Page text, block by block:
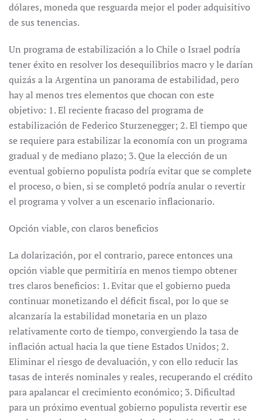
dólares, moneda que resguarda mejor el poder adquisitivo
de sus tenencias.
Un programa de estabilización a lo Chile o Israel podría
tener éxito en resolver los desequilibrios macro y le darían
quizás a la Argentina un panorama de estabilidad, pero
hay al menos tres elementos que chocan con este
objetivo: 1. El reciente fracaso del programa de
estabilización de Federico Sturzenegger; 2. El tiempo que
se requiere para estabilizar la economía con un programa
gradual y de mediano plazo; 3. Que la elección de un
eventual gobierno populista podría evitar que se complete
el proceso, o bien, si se completó podría anular o revertir
el programa y volver a un escenario inflacionario.
Opción viable, con claros beneficios
La dolarización, por el contrario, parece entonces una
opción viable que permitiría en menos tiempo obtener
tres claros beneficios: 1. Evitar que el gobierno pueda
continuar monetizando el déficit fiscal, por lo que se
alcanzaría la estabilidad monetaria en un plazo
relativamente corto de tiempo, convergiendo la tasa de
inflación actual hacia la que tiene Estados Unidos; 2.
Eliminar el riesgo de devaluación, y con ello reducir las
tasas de interés nominales y reales, recuperando el crédito
para apalancar el crecimiento económico; 3. Dificultad
para un próximo eventual gobierno populista revertir ese